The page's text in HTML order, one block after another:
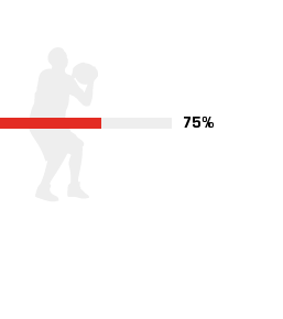
75%